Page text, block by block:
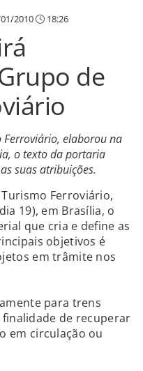
2010 18:26
de
Ferroviário, elaborou na
o texto da portaria
suas atribuições.
Ferroviário,
19), em Brasília, o
que cria e define as
objetivos é
em trâmite nos
para trens
de recuperar
em circulação ou